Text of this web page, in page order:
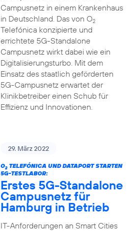
Campusnetz in einem Krankenhaus
in Deutschland. Das von O2
Telefónica konzipierte und
errichtete 5G-Standalone
Campusnetz wirkt dabei wie ein
Digitalisierungsturbo. Mit dem
Einsatz des staatlich geförderten
5G-Campusnetz erwartet der
Klinikbetreiber einen Schub für
Effizienz und Innovationen.
29. März 2022
O2TELEFÓNICA UND DATAPORT STARTEN
5G-TESTLABOR:
Erstes 5G-Standalone
Campusnetz für
Hamburg in Betrieb
IT-Anforderungen an Smart Cities